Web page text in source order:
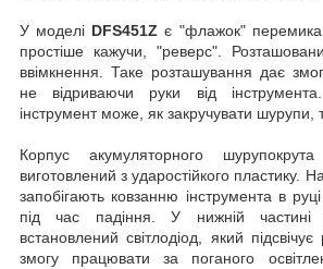
У моделі DFS451Z є "флажок"
простіше кажучи, "реверс".
ввімкнення. Таке розташування дає
не відриваючи руки від
інструмент може, як закручувати шурупи,
Корпус акумуляторного
виготовлений з ударостійкого пластику.
запобігають ковзанню інструмента в
під час падіння. У нижній частині
встановлений світлодіод, який
змогу працювати за поганого